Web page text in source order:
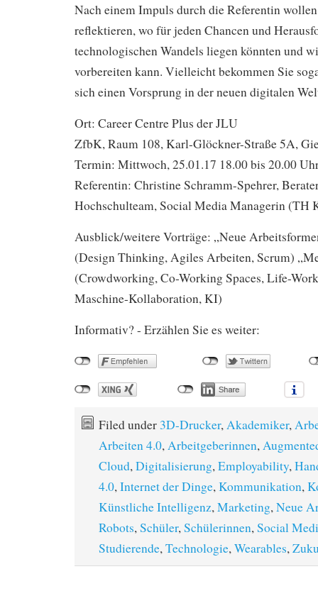
Nach einem Impuls durch die Referentin
reflektieren, wo für jeden Chancen und
technologischen Wandels liegen könnten und
vorbereiten kann. Vielleicht bekommen Sie
sich einen Vorsprung in der neuen digitalen
Ort: Career Centre Plus der JLU
ZfbK, Raum 108, Karl-Glöckner-Straße 5A,
Termin: Mittwoch, 25.01.17 18.00 bis 20.00
Referentin: Christine Schramm-Spehrer,
Hochschulteam, Social Media Managerin (TH
Ausblick/weitere Vorträge: „Neue
(Design Thinking, Agiles Arbeiten, Scrum)
(Crowdworking, Co-Working Spaces, Life-
Maschine-Kollaboration, KI)
Informativ? - Erzählen Sie es weiter:
Filed under 3D-Drucker,Akademiker,
Arbeiten 4.0,Arbeitgeberinnen,
Cloud,Digitalisierung,Employability,
4.0,Internet der Dinge,Kommunikation,
Künstliche Intelligenz,Marketing,Neue
Robots,Schüler,Schülerinnen,Social
Studierende,Technologie,Wearables,